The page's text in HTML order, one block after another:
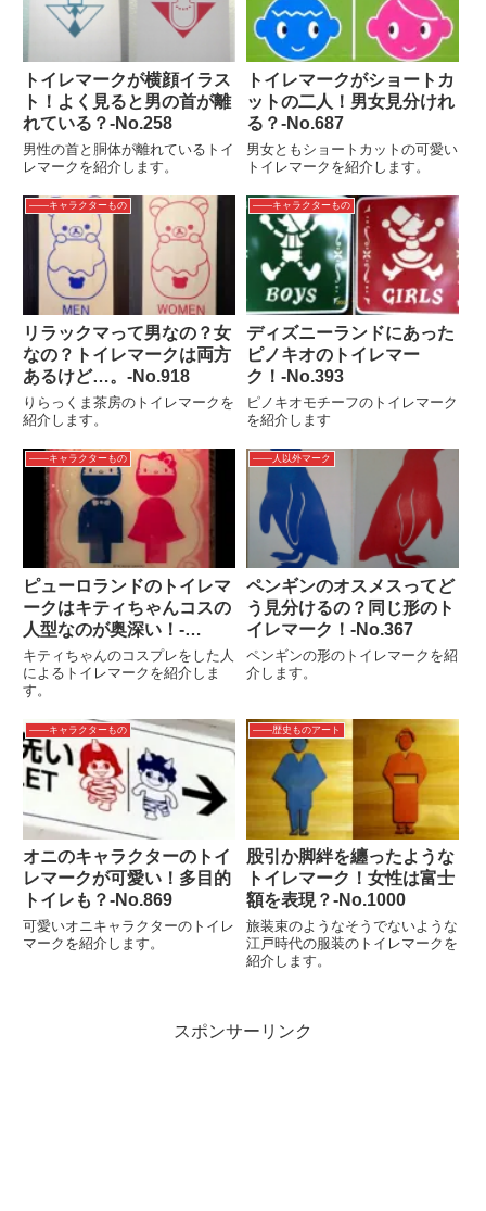
トイレマークが横顔イラス
ト！よく見ると男の首が離
れている？‐No.258
男性の首と胴体が離れているトイ
レマークを紹介します。
トイレマークがショートカ
ットの二人！男女見分けれ
る？‐No.687
男女ともショートカットの可愛い
トイレマークを紹介します。
――キャラクターもの
リラックマって男なの？女
なの？トイレマークは両方
あるけど…。‐No.918
りらっくま茶房のトイレマークを
紹介します。
――キャラクターもの
ディズニーランドにあった
ピノキオのトイレマー
ク！‐No.393
ピノキオモチーフのトイレマーク
を紹介します
――キャラクターもの
ピューロランドのトイレマ
ークはキティちゃんコスの
人型なのが奥深い！‐
No.928
キティちゃんのコスプレをした人
によるトイレマークを紹介しま
す。
――人以外マーク
ペンギンのオスメスってど
う見分けるの？同じ形のト
イレマーク！‐No.367
ペンギンの形のトイレマークを紹
介します。
――キャラクターもの
オニのキャラクターのトイ
レマークが可愛い！多目的
トイレも？‐No.869
可愛いオニキャラクターのトイレ
マークを紹介します。
――歴史ものアート
股引か脚絆を纏ったような
トイレマーク！女性は富士
額を表現？‐No.1000
旅装束のようなそうでないような
江戸時代の服装のトイレマークを
紹介します。
スポンサーリンク